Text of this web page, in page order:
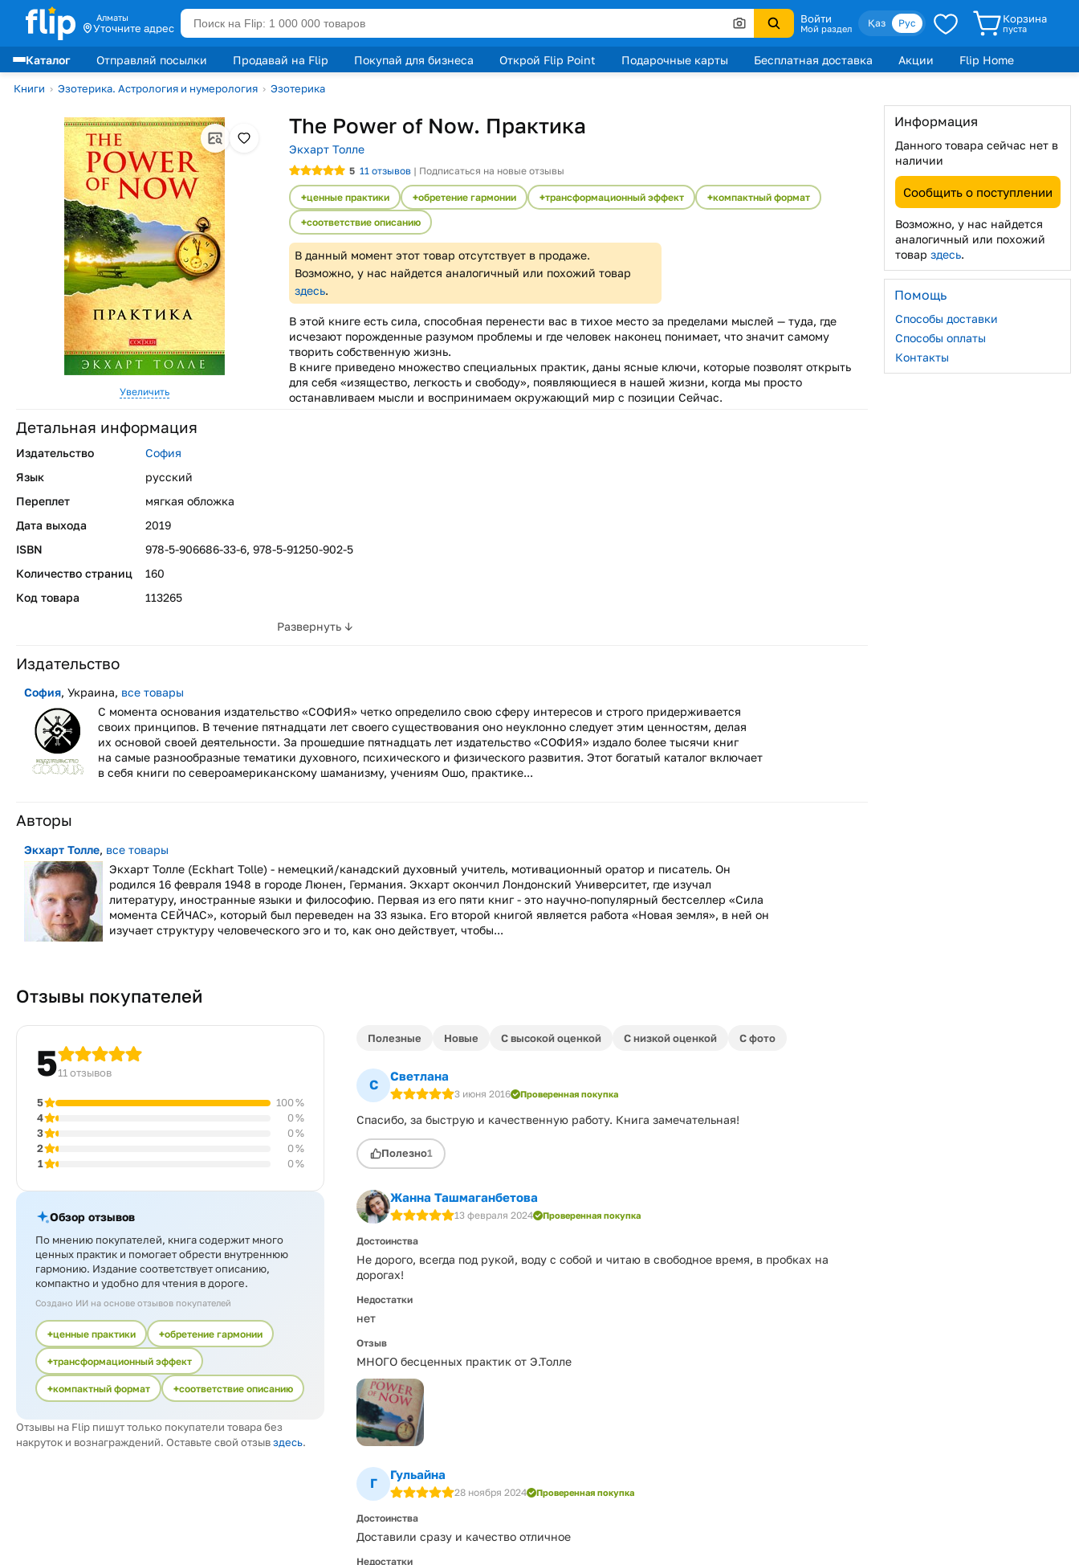
Алматы
Уточните адрес
Войти
Мой раздел Қаз Рус Корзина
пуста
Каталог Отправляй посылки Продавай на Flip Покупай для бизнеса Открой Flip Point Подарочные карты Бесплатная доставка Акции
Flip Home
Лидеры продаж
Книги › Эзотерика. Астрология и нумерология › Эзотерика
Увеличить
The Power of Now. Практика
Экхарт Толле
5 11 отзывов | Подписаться на новые отзывы
ценные практики обретение гармонии трансформационный эффект компактный формат
соответствие описанию
В данный момент этот товар отсутствует в продаже.
Возможно, у нас найдется аналогичный или похожий товар
здесь.
В этой книге есть сила, способная перенести вас в тихое место за пределами мыслей — туда, где
исчезают порожденные разумом проблемы и где человек наконец понимает, что значит самому
творить собственную жизнь.
В книге приведено множество специальных практик, даны ясные ключи, которые позволят открыть
для себя «изящество, легкость и свободу», появляющиеся в нашей жизни, когда мы просто
останавливаем мысли и воспринимаем окружающий мир с позиции Сейчас.
Детальная информация
Развернуть ↓
Издательство
София
Язык
русский
Переплет
мягкая обложка
Дата выхода
2019
ISBN
978-5-906686-33-6, 978-5-91250-902-5
Количество страниц
160
Код товара
113265
Издательство
София, Украина, все товары
С момента основания издательство «СОФИЯ» четко определило свою сферу интересов и строго придерживается
своих принципов. В течение пятнадцати лет своего существования оно неуклонно следует этим ценностям, делая
их основой своей деятельности. За прошедшие пятнадцать лет издательство «СОФИЯ» издало более тысячи книг
на самые разнообразные тематики духовного, психического и физического развития. Этот богатый каталог включает
в себя книги по североамериканскому шаманизму, учениям Ошо, практике...
Авторы
Экхарт Толле, все товары
Экхарт Толле (Eckhart Tolle) - немецкий/канадский духовный учитель, мотивационный оратор и писатель. Он
родился 16 февраля 1948 в городе Люнен, Германия. Экхарт окончил Лондонский Университет, где изучал
литературу, иностранные языки и философию. Первая из его пяти книг - это научно-популярный бестселлер «Сила
момента СЕЙЧАС», который был переведен на 33 языка. Его второй книгой является работа «Новая земля», в ней он
изучает структуру человеческого эго и то, как оно действует, чтобы...
Отзывы покупателей
511 отзывов
5
100 %
4
0 %
3
0 %
2
0 %
1
0 %
Обзор отзывов
По мнению покупателей, книга содержит много
ценных практик и помогает обрести внутреннюю
гармонию. Издание соответствует описанию,
компактно и удобно для чтения в дороге.
Создано ИИ на основе отзывов покупателей
ценные практики обретение гармонии
трансформационный эффект
компактный формат соответствие описанию
Отзывы на Flip пишут только покупатели товара без
накруток и вознаграждений. Оставьте свой отзывздесь.
Полезные Новые С высокой оценкой С низкой оценкой С фото
С
Светлана
3 июня 2016 Проверенная покупка
Спасибо, за быструю и качественную работу. Книга замечательная!
Полезно1
Жанна Ташмаганбетова
13 февраля 2024 Проверенная покупка
Достоинства
Не дорого, всегда под рукой, воду с собой и читаю в свободное время, в пробках на
дорогах!
Недостатки
нет
Отзыв
МНОГО бесценных практик от Э.Толле
Г
Гульайна
28 ноября 2024 Проверенная покупка
Достоинства
Доставили сразу и качество отличное
Недостатки
Информация
Данного товара сейчас нет в
наличии
Сообщить о поступлении
Возможно, у нас найдется
аналогичный или похожий
товар здесь.
Помощь
Способы доставки
Способы оплаты
Контакты